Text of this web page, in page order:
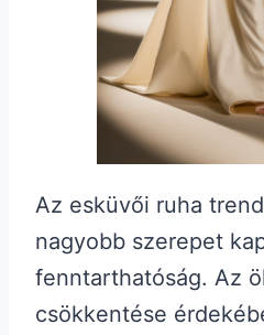
Az esküvői ruha
nagyobb szerepet
fenntarthatóság. Az
csökkentése